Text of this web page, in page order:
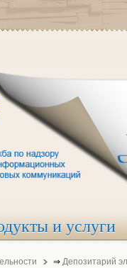
и услуги
⇒ Депозитарий